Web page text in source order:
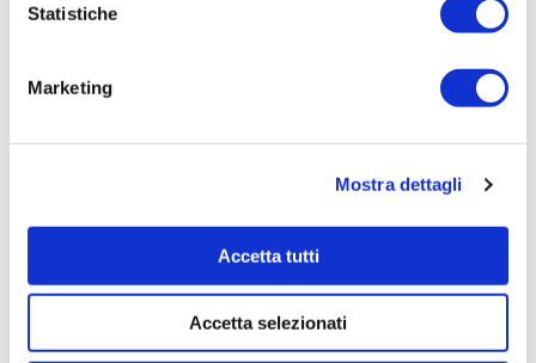
Statistiche
Marketing
Mostra dettagli
Accetta tutti
Accetta selezionati
Irisacqua risponde a Femca Cisl: rilievi
Le accuse mosse mezzo stampa da Femca Cisl nei